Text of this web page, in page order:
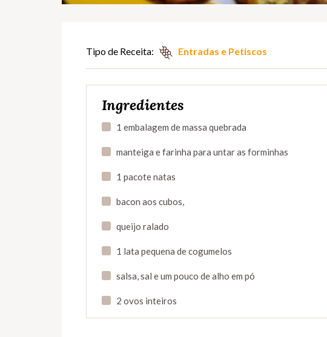
Tipo de Receita: Entradas e Petiscos
Ingredientes
1 embalagem de massa quebrada
manteiga e farinha para untar as forminhas
1 pacote natas
bacon aos cubos,
queijo ralado
1 lata pequena de cogumelos
salsa, sal e um pouco de alho em pó
2 ovos inteiros